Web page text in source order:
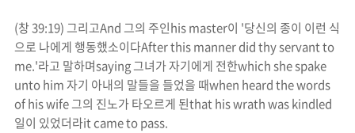
(창39:19) 그리고And 그의 주인his master이 '당신의 종이 이런 식
으로 나에게 행동했소이다After this manner did thy servant to
me.'라고 말하며saying그녀가 자기에게 전한which she spake
unto him 자기 아내의 말들을 들었을 때when heard the words
of his wife그의 진노가 타오르게 된that hiswrathwas kindled
일이 있었더라it came to pass.